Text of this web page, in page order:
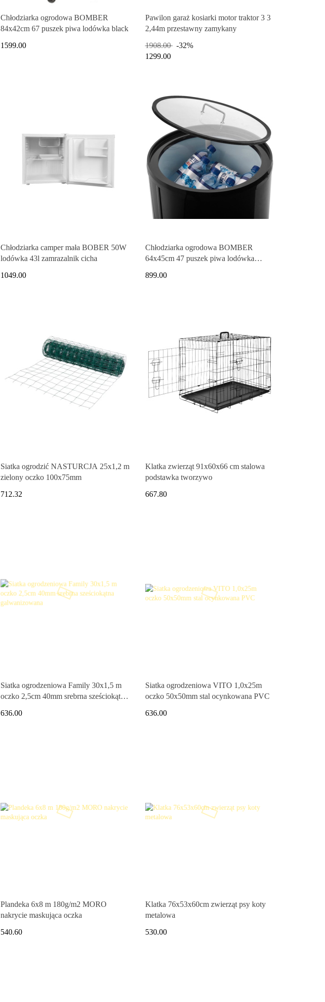
Chłodziarka ogrodowa BOMBER
84x42cm 67 puszek piwa lodówka black
1599.00
Pawilon garaż kosiarki motor traktor 3 3
2,44m przestawny zamykany
1908.00
-32%
1299.00
Chłodziarka camper mała BOBER 50W
lodówka 43l zamrazalnik cicha
1049.00
Chłodziarka ogrodowa BOMBER
64x45cm 47 puszek piwa lodówka
899.00
Siatka ogrodzić NASTURCJA 25x1,2 m
zielony oczko 100x75mm
712.32
Klatka zwierząt 91x60x66 cm stalowa
podstawka tworzywo
667.80
Siatka ogrodzeniowa Family 30x1,5 m
oczko 2,5cm 40mm srebrna sześciokątna
636.00
Siatka ogrodzeniowa VITO 1,0x25m
oczko 50x50mm stal ocynkowana PVC
636.00
Plandeka 6x8 m 180g/m2 MORO
nakrycie maskująca oczka
540.60
Klatka 76x53x60cm zwierząt psy koty
metalowa
530.00